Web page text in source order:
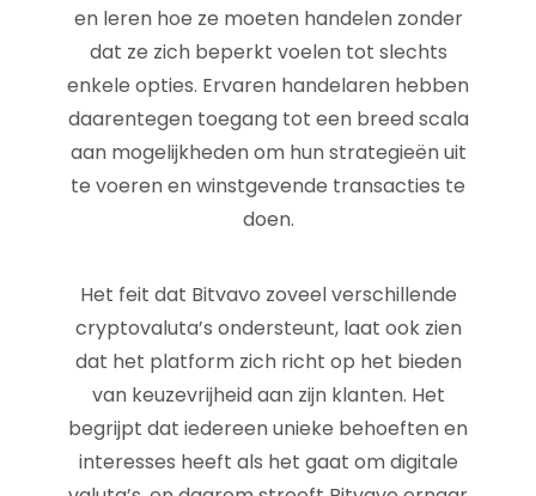
en leren hoe ze moeten handelen zonder
dat ze zich beperkt voelen tot slechts
enkele opties. Ervaren handelaren hebben
daarentegen toegang tot een breed scala
aan mogelijkheden om hun strategieën uit
te voeren en winstgevende transacties te
doen.
Het feit dat Bitvavo zoveel verschillende
cryptovaluta’s ondersteunt, laat ook zien
dat het platform zich richt op het bieden
van keuzevrijheid aan zijn klanten. Het
begrijpt dat iedereen unieke behoeften en
interesses heeft als het gaat om digitale